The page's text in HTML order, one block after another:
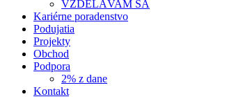
VZDELÁVAM SA
Kariérne poradenstvo
Podujatia
Projekty
Obchod
Podpora
2% z dane
Kontakt